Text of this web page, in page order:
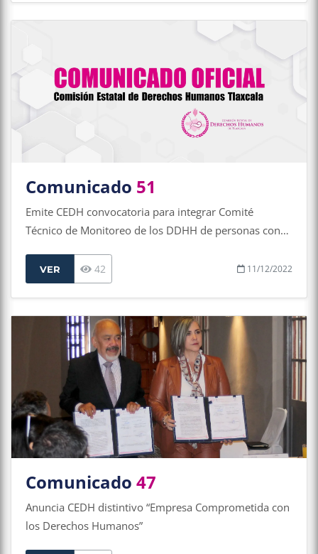
Comunicado 51
Emite CEDH convocatoria para integrar Comité
Técnico de Monitoreo de los DDHH de personas con
VER 42 11/12/2022
Comunicado 47
Anuncia CEDH distintivo “Empresa Comprometida con
los Derechos Humanos”